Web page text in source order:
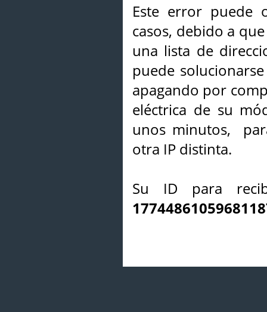
Este error puede
casos, debido a
una lista de
puede
apagando por
eléctrica de su
unos minutos,
otra IP distinta.
Su ID para